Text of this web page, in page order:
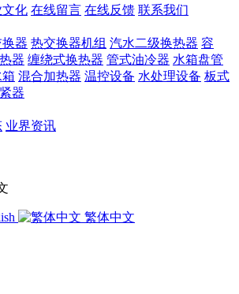
化 在线留言 在线反馈 联系我们
器 热交换器机组 汽水二级换热器 容
器 缠绕式换热器 管式油冷器 水箱盘管
混合加热器 温控设备 水处理设备 板式
器
业界资讯
繁体中文